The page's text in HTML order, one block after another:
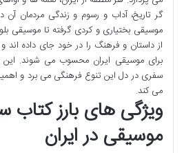
گر تاریخ، آداب و رسوم و زندگی مردمان آن
موسیقی بختیاری و کردی گرفته تا موسیقی
از داستان و فرهنگ را در خود جای داده اند
برای موسیقی ایران محسوب می شوند. این
سفری در دل این تنوع فرهنگی می برد و
می کند.
ویژگی های بارز
موسیقی در ایران